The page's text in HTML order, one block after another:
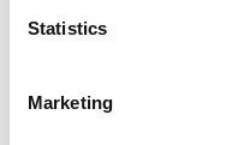
Statistics
Marketing
美國Workday, Inc.的總